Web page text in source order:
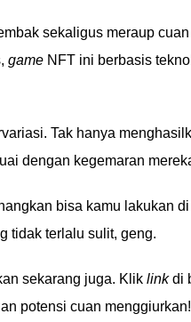
sekaligus meraup
game NFT ini berbasis
Tak hanya
dengan kegemaran
bisa kamu lakukan
tidak terlalu sulit, geng.
sekarang juga. Klik linkdi
potensi cuan menggiurkan!